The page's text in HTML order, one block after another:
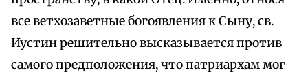
все ветхозаветные богоявления к Сыну, св.
Иустин решительно высказывается против
самого предположения, что патриархам мог